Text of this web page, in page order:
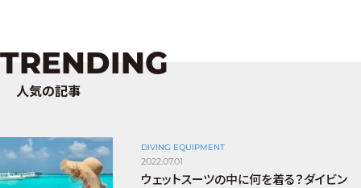
TRENDING
人気の記事
DIVING EQUIPMENT
2022.07.01
ウェットスーツの中に何を着る？ダイビン